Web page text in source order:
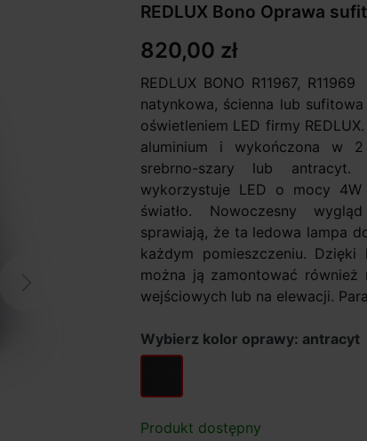
REDLUX Bono Oprawa
820,00 zł
REDLUX BONO R11967,
natynkowa, ścienna lub
oświetleniem LED firmy
aluminium i wykończona w
srebrno-szary lub antracyt.
wykorzystuje LED o mocy 4W
światło. Nowoczesny
sprawiają, że ta ledowa lampa
każdym pomieszczeniu. Dzięki
można ją zamontować również
wejściowych lub na elewacji.
Wybierz kolor oprawy: antracyt
antracyt
Produkt dostępny